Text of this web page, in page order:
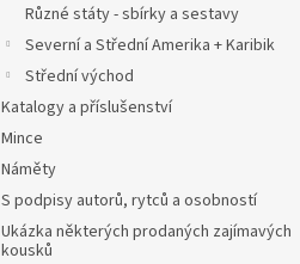
Různé státy - sbírky a sestavy
Severní a Střední Amerika + Karibik
Střední východ
Katalogy a příslušenství
Mince
Náměty
S podpisy autorů, rytců a osobností
Ukázka některých prodaných zajímavých
kousků